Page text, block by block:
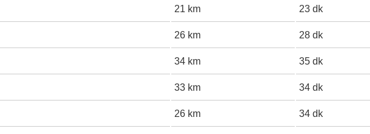
21 km 23 dk
26 km 28 dk
34 km 35 dk
33 km 34 dk
26 km 34 dk